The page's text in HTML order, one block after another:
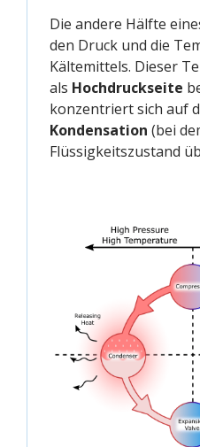
Die andere Hälfte
den Druck und die
Kältemittels. Dieser
als Hochdruckseite
konzentriert sich auf
Kondensation (bei
Flüssigkeitszustand